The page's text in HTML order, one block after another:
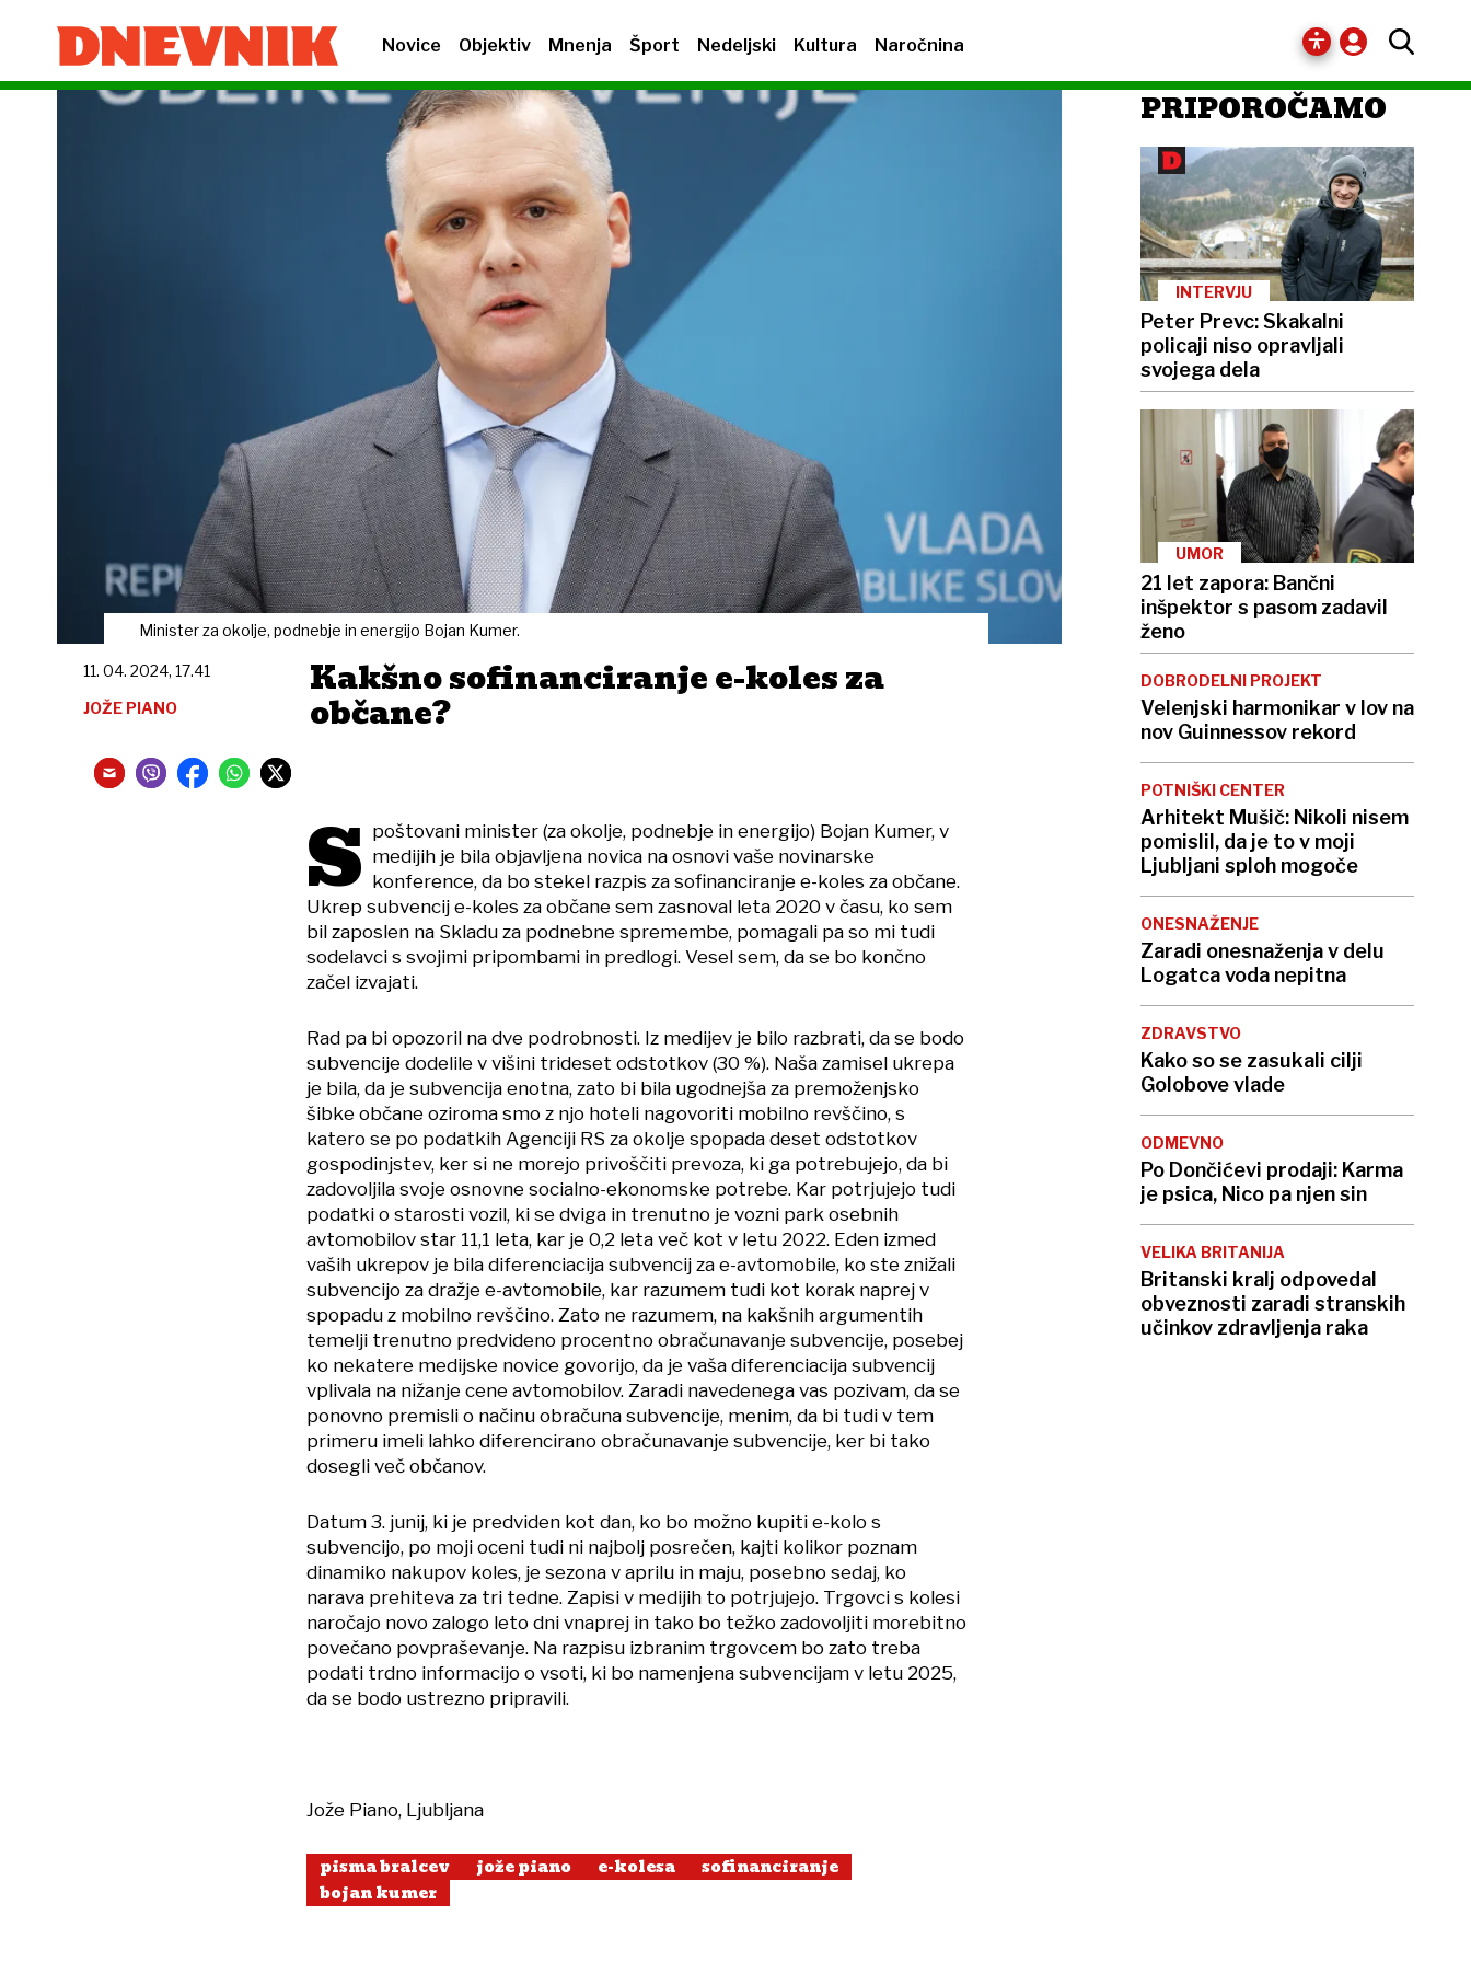
Novice Objektiv Mnenja Šport Nedeljski Kultura Naročnina
Minister za okolje, podnebje in energijo Bojan Kumer.
Kakšno sofinanciranje e-koles za
občane?
11. 04. 2024, 17.41
JOŽE PIANO
S poštovani minister (za okolje, podnebje in energijo) Bojan Kumer, v
medijih je bila objavljena novica na osnovi vaše novinarske
konference, da bo stekel razpis za sofinanciranje e-koles za občane.
Ukrep subvencij e-koles za občane sem zasnoval leta 2020 v času, ko sem
bil zaposlen na Skladu za podnebne spremembe, pomagali pa so mi tudi
sodelavci s svojimi pripombami in predlogi. Vesel sem, da se bo končno
začel izvajati.
Rad pa bi opozoril na dve podrobnosti. Iz medijev je bilo razbrati, da se bodo
subvencije dodelile v višini trideset odstotkov (30 %). Naša zamisel ukrepa
je bila, da je subvencija enotna, zato bi bila ugodnejša za premoženjsko
šibke občane oziroma smo z njo hoteli nagovoriti mobilno revščino, s
katero se po podatkih Agenciji RS za okolje spopada deset odstotkov
gospodinjstev, ker si ne morejo privoščiti prevoza, ki ga potrebujejo, da bi
zadovoljila svoje osnovne socialno-ekonomske potrebe. Kar potrjujejo tudi
podatki o starosti vozil, ki se dviga in trenutno je vozni park osebnih
avtomobilov star 11,1 leta, kar je 0,2 leta več kot v letu 2022. Eden izmed
vaših ukrepov je bila diferenciacija subvencij za e-avtomobile, ko ste znižali
subvencijo za dražje e-avtomobile, kar razumem tudi kot korak naprej v
spopadu z mobilno revščino. Zato ne razumem, na kakšnih argumentih
temelji trenutno predvideno procentno obračunavanje subvencije, posebej
ko nekatere medijske novice govorijo, da je vaša diferenciacija subvencij
vplivala na nižanje cene avtomobilov. Zaradi navedenega vas pozivam, da se
ponovno premisli o načinu obračuna subvencije, menim, da bi tudi v tem
primeru imeli lahko diferencirano obračunavanje subvencije, ker bi tako
dosegli več občanov.
Datum 3. junij, ki je predviden kot dan, ko bo možno kupiti e-kolo s
subvencijo, po moji oceni tudi ni najbolj posrečen, kajti kolikor poznam
dinamiko nakupov koles, je sezona v aprilu in maju, posebno sedaj, ko
narava prehiteva za tri tedne. Zapisi v medijih to potrjujejo. Trgovci s kolesi
naročajo novo zalogo leto dni vnaprej in tako bo težko zadovoljiti morebitno
povečano povpraševanje. Na razpisu izbranim trgovcem bo zato treba
podati trdno informacijo o vsoti, ki bo namenjena subvencijam v letu 2025,
da se bodo ustrezno pripravili.
Jože Piano, Ljubljana
pisma bralcev jože piano e-kolesa
sofinanciranje
bojan kumer
PRIPOROČAMO
INTERVJU
Peter Prevc: Skakalni
policaji niso opravljali
svojega dela
UMOR
21 let zapora: Bančni
inšpektor s pasom zadavil
ženo
DOBRODELNI PROJEKT
Velenjski harmonikar v lov na
nov Guinnessov rekord
POTNIŠKI CENTER
Arhitekt Mušič: Nikoli nisem
pomislil, da je to v moji
Ljubljani sploh mogoče
ONESNAŽENJE
Zaradi onesnaženja v delu
Logatca voda nepitna
ZDRAVSTVO
Kako so se zasukali cilji
Golobove vlade
ODMEVNO
Po Dončićevi prodaji: Karma
je psica, Nico pa njen sin
VELIKA BRITANIJA
Britanski kralj odpovedal
obveznosti zaradi stranskih
učinkov zdravljenja raka